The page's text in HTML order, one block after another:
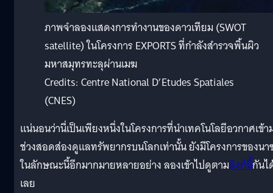
ภาพจำลองแสดงการทำงานของดาวเทียม (SWOT
satellite) ในโครงการ EXPORTS ที่กำลังสำรวจพิ้นผิว
มหาสมุทรทะลุผ่านเมฆ
Credits: Centre National D’Etudes Spatiales
(CNES)
แน่นอนว่านี่เป็นเพียงหนึ่งในโครงการที่นำเทคโนโลยีอวกาศเข้า
ช่วงสอดส่องดูแลทรัพยากรบนโลกเท่านั้น ยังมีโครงการของนา
ในลักษณะนี้อีกมากมายหลายอย่าง ลองเข้าไปดูตามลิงก์นี้กันไ
เลย